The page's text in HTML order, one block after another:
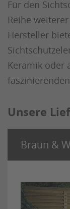
Für den
Reihe
Hersteller
Keramik oder
Unsere
Braun &